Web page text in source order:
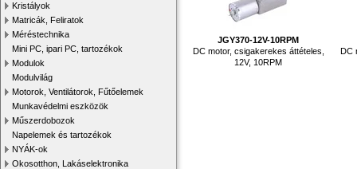
Kristályok
Matricák, Feliratok
Méréstechnika
Mini PC, ipari PC, tartozékok
Modulok
Modulvilág
Motorok, Ventilátorok, Fűtőelemek
Munkavédelmi eszközök
Műszerdobozok
Napelemek és tartozékok
NYÁK-ok
Okosotthon, Lakáselektronika
JGY370-12V-10RPM
DC motor, csigakerekes áttételes,
12V, 10RPM
DC